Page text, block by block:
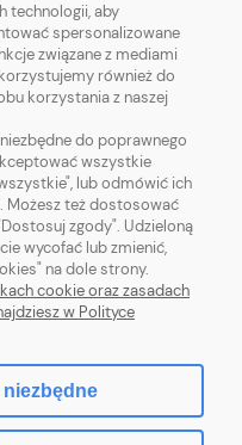
technologii, aby
spersonalizowane
związane z mediami
również do
korzystania z naszej
do poprawnego
wszystkie
lub odmówić ich
Możesz też dostosować
zgody". Udzieloną
wycofać lub zmienić,
na dole strony.
cookie oraz zasadach
w Polityce